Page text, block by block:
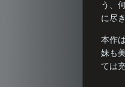
う、
に尽
本作
妹も
ては